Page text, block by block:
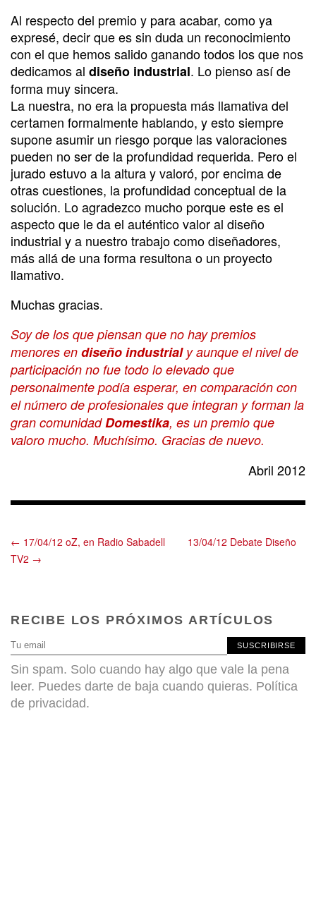
Al respecto del premio y para acabar, como ya
expresé, decir que es sin duda un reconocimiento
con el que hemos salido ganando todos los que nos
dedicamos al diseño industrial. Lo pienso así de
forma muy sincera.
La nuestra, no era la propuesta más llamativa del
certamen formalmente hablando, y esto siempre
supone asumir un riesgo porque las valoraciones
pueden no ser de la profundidad requerida. Pero el
jurado estuvo a la altura y valoró, por encima de
otras cuestiones, la profundidad conceptual de la
solución. Lo agradezco mucho porque este es el
aspecto que le da el auténtico valor al diseño
industrial y a nuestro trabajo como diseñadores,
más allá de una forma resultona o un proyecto
llamativo.
Muchas gracias.
Soy de los que piensan que no hay premios
menores en diseño industrialy aunque el nivel de
participación no fue todo lo elevado que
personalmente podía esperar, en comparación con
el número de profesionales que integran y forman la
gran comunidadDomestika, es un premio que
valoro mucho. Muchísimo. Gracias de nuevo.
Abril 2012
← 17/04/12 oZ, en Radio Sabadell
13/04/12 Debate Diseño
TV2 →
RECIBE LOS PRÓXIMOS ARTÍCULOS
SUSCRIBIRSE
Sin spam. Solo cuando hay algo que vale la pena
leer. Puedes darte de baja cuando quieras. Política
de privacidad.